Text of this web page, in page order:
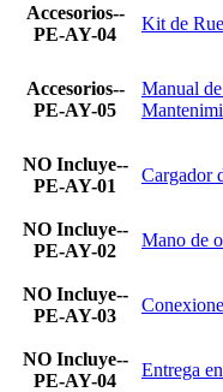
Accesorios--
PE-AY-04
Kit de
Accesorios--
PE-AY-05
Manual
NO Incluye--
PE-AY-01
Cargador
NO Incluye--
PE-AY-02
Mano de
NO Incluye--
PE-AY-03
NO Incluye--
PE-AY-04
Entrega